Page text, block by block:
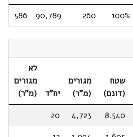
100%
260
90,789
586
שטח
(דונם)
מגורים
(מ"ר)
יח"ד
לא
מגורים
(מ"ר)
8.540
4,723
20